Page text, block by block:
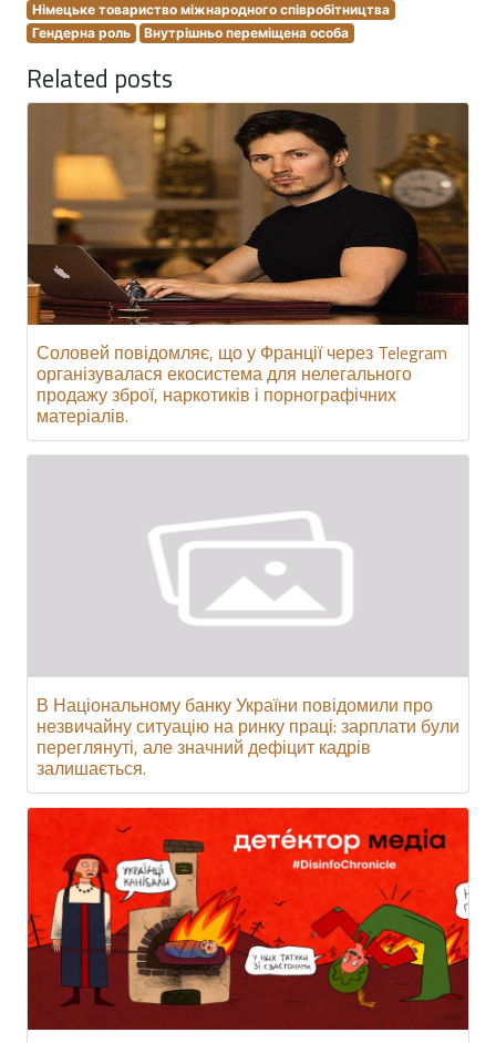
Німецьке товариство міжнародного співробітництва
Гендерна роль
Внутрішньо переміщена особа
Related posts
Соловей повідомляє, що у Франції через Telegram
організувалася екосистема для нелегального
продажу зброї, наркотиків і порнографічних
матеріалів.
В Національному банку України повідомили про
незвичайну ситуацію на ринку праці: зарплати були
переглянуті, але значний дефіцит кадрів
залишається.